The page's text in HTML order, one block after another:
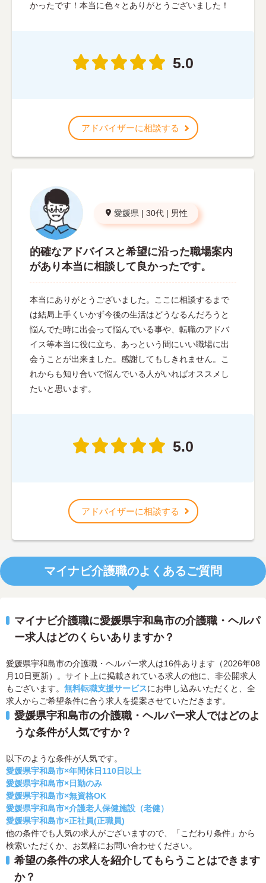
かったです！本当に色々とありがとうございました！
5.0
アドバイザーに相談する
愛媛県 | 30代 | 男性
的確なアドバイスと希望に沿った職場案内
があり本当に相談して良かったです。
本当にありがとうございました。ここに相談するまで
は結局上手くいかず今後の生活はどうなるんだろうと
悩んでた時に出会って悩んでいる事や、転職のアドバ
イス等本当に役に立ち、あっという間にいい職場に出
会うことが出来ました。感謝してもしきれません。こ
れからも知り合いで悩んでいる人がいればオススメし
たいと思います。
5.0
アドバイザーに相談する
マイナビ介護職のよくあるご質問
マイナビ介護職に愛媛県宇和島市の介護職・ヘルパ
ー求人はどのくらいありますか？
愛媛県宇和島市の介護職・ヘルパー求人は16件あります（2026年08
月10日更新）。サイト上に掲載されている求人の他に、非公開求人
もございます。 無料転職支援サービスにお申し込みいただくと、全
求人からご希望条件に合う求人を提案させていただきます。
愛媛県宇和島市の介護職・ヘルパー求人ではどのよ
うな条件が人気ですか？
以下のような条件が人気です。
愛媛県宇和島市×年間休日110日以上
愛媛県宇和島市×日勤のみ
愛媛県宇和島市×無資格OK
愛媛県宇和島市×介護老人保健施設（老健）
愛媛県宇和島市×正社員(正職員)
他の条件でも人気の求人がございますので、「こだわり条件」から
検索いただくか、お気軽にお問い合わせください。
希望の条件の求人を紹介してもらうことはできます
か？